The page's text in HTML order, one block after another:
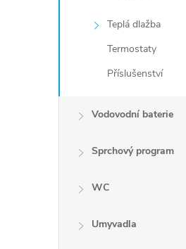
Teplá dlažba
Termostaty
Příslušenství
Vodovodní baterie
Sprchový program
WC
Umyvadla